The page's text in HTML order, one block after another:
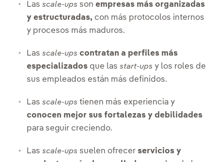
Las scale-ups son empresas más organizadas
y estructuradas, con más protocolos internos
y procesos más maduros.
Las scale-ups contratan a perfiles más
especializados que las start-ups y los roles de
sus empleados están más definidos.
Las scale-ups tienen más experiencia y
conocen mejor sus fortalezas y debilidades
para seguir creciendo.
Las scale-ups suelen ofrecer servicios y